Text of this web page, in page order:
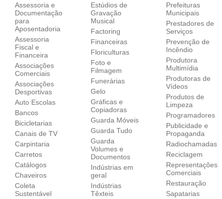
Assessoria e
Documentação
para
Aposentadoria
Assessoria
Fiscal e
Financeira
Associações
Comerciais
Associações
Desportivas
Auto Escolas
Bancos
Bicicletarias
Canais de TV
Carpintaria
Carretos
Catálogos
Chaveiros
Coleta
Sustentável
Estúdios de
Gravação
Musical
Factoring
Financeiras
Floriculturas
Foto e
Filmagem
Funerárias
Gelo
Gráficas e
Copiadoras
Guarda Móveis
Guarda Tudo
Guarda
Volumes e
Documentos
Indústrias em
geral
Indústrias
Têxteis
Prefeituras
Municipais
Prestadores de
Serviços
Prevenção de
Incêndio
Produtora
Multimídia
Produtoras de
Vídeos
Produtos de
Limpeza
Programadores
Publicidade e
Propaganda
Radiochamadas
Reciclagem
Representações
Comerciais
Restauração
Sapatarias